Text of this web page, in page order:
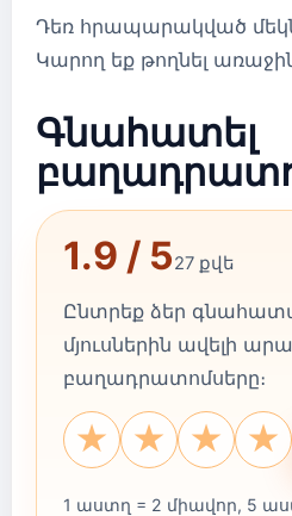
Դեռ հրապարակված
Կարող եք թողնել
Գնահատել
1.9 / 527 քվե
Ընտրեք ձեր
մյուսներին ավելի
բաղադրատոմսերը։
★
★
★
★
1 աստղ = 2 միավոր, 5